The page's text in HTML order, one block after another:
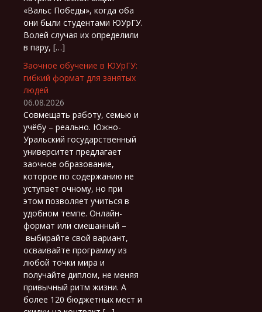
«Вальс Победы», когда оба
они были студентами ЮУрГУ.
Волей случая их определили
в пару, […]
Заочное обучение в ЮУрГУ:
гибкий формат для занятых
людей
06.08.2026
Совмещать работу, семью и
учёбу – реально. Южно-
Уральский государственный
университет предлагает
заочное образование,
которое по содержанию не
уступает очному, но при
этом позволяет учиться в
удобном темпе. Онлайн-
формат или смешанный –
выбирайте свой вариант,
осваивайте программу из
любой точки мира и
получайте диплом, не меняя
привычный ритм жизни. А
более 120 бюджетных мест и